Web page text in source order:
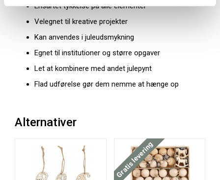
Ensartet tykkelse på alle elementer
Velegnet til kreative projekter
Kan anvendes i juleudsmykning
Egnet til institutioner og større opgaver
Let at kombinere med andet julepynt
Flad udførelse gør dem nemme at hænge op
Alternativer
Gratis levering